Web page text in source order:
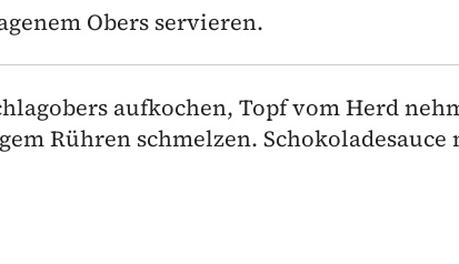
Obers servieren.
aufkochen, Topf vom Herd
Rühren schmelzen. Schokoladesauce